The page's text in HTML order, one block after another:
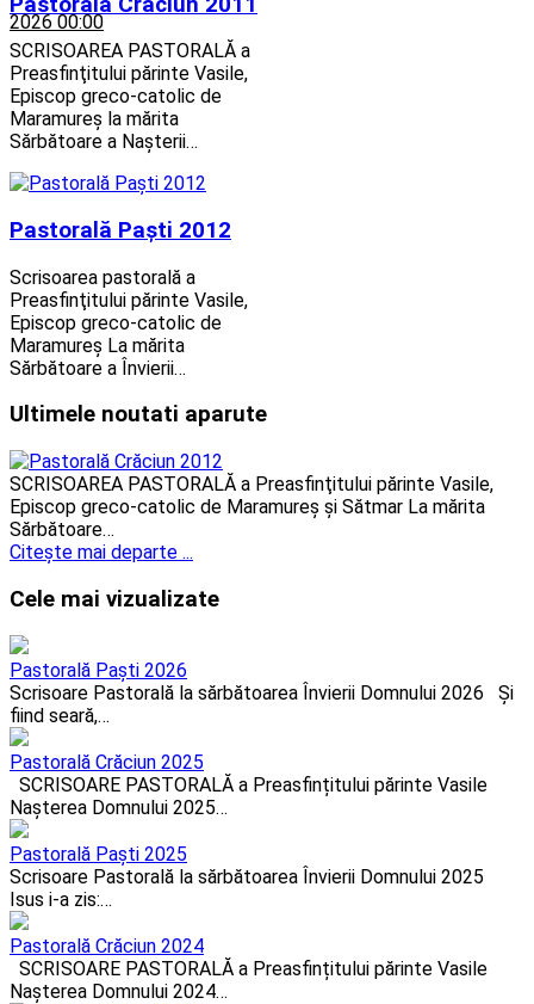
2026 00:00
SCRISOAREA PASTORALĂ a
Preasfinţitului părinte Vasile,
Episcop greco-catolic de
Maramureş la mărita
Sărbătoare a Naşterii…
Pastorală Paști 2012
Scrisoarea pastorală a
Preasfinţitului părinte Vasile,
Episcop greco-catolic de
Maramureş La mărita
Sărbătoare a Învierii…
Ultimele noutati aparute
SCRISOAREA PASTORALĂ a Preasfinţitului părinte Vasile,
Episcop greco-catolic de Maramureş şi Sătmar La mărita
Sărbătoare…
Citeşte mai departe ...
Cele mai vizualizate
Pastorală Paști 2026
Scrisoare Pastorală la sărbătoarea Învierii Domnului 2026 Și
fiind seară,…
Pastorală Crăciun 2025
SCRISOARE PASTORALĂ a Preasfințitului părinte Vasile
Naşterea Domnului 2025…
Pastorală Paști 2025
Scrisoare Pastorală la sărbătoarea Învierii Domnului 2025
Isus i-a zis:…
Pastorală Crăciun 2024
SCRISOARE PASTORALĂ a Preasfințitului părinte Vasile
Naşterea Domnului 2024…